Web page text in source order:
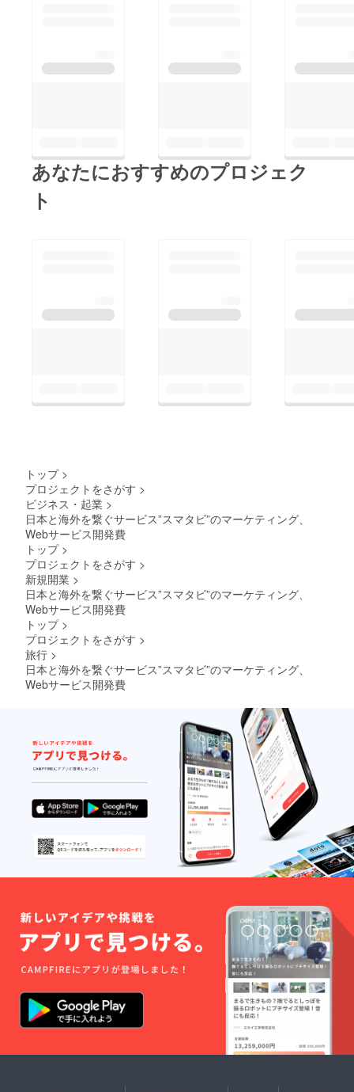
あなたにおすすめのプロジェク
ト
トップ >
プロジェクトをさがす >
ビジネス・起業 >
日本と海外を繋ぐサービス”スマタビ”のマーケティング、
Webサービス開発費
トップ >
プロジェクトをさがす >
新規開業 >
日本と海外を繋ぐサービス”スマタビ”のマーケティング、
Webサービス開発費
トップ >
プロジェクトをさがす >
旅行 >
日本と海外を繋ぐサービス”スマタビ”のマーケティング、
Webサービス開発費